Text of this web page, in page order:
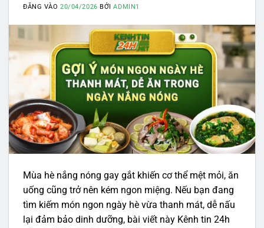
ĐĂNG VÀO20/04/2026 BỞIADMIN1
Mùa hè nắng nóng gay gắt khiến cơ thể mệt mỏi, ăn
uống cũng trở nên kém ngon miệng. Nếu bạn đang
tìm kiếm món ngon ngày hè vừa thanh mát, dễ nấu
lại đảm bảo dinh dưỡng, bài viết này Kênh tin 24h